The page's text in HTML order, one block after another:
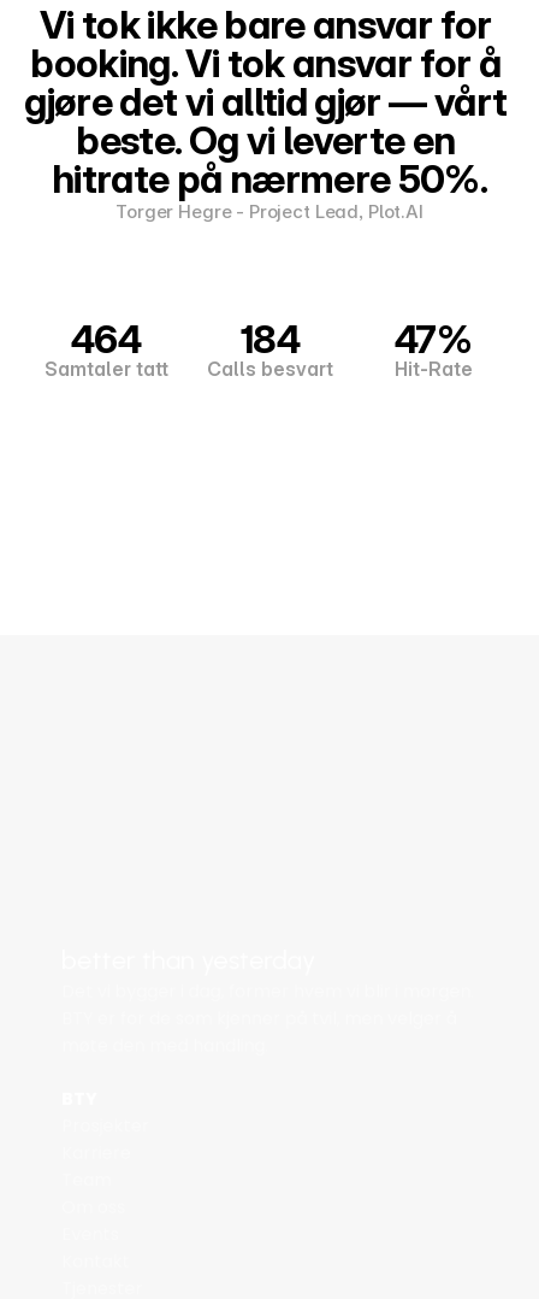
Vi tok ikke bare ansvar for
booking. Vi tok ansvar for å
gjøre det vi alltid gjør — vårt
beste. Og vi leverte en
hitrate på nærmere 50%.
Torger Hegre - Project Lead, Plot.AI
464
Samtaler tatt
184
Calls besvart
47%
Hit-Rate